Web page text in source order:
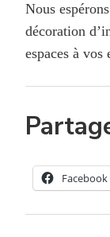
Nous
décoration
espaces à vos
Facebook